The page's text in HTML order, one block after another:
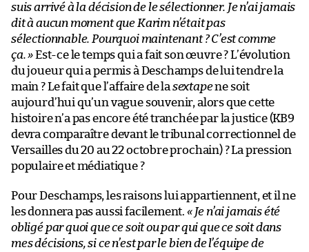
suis arrivé à la décision de le sélectionner. Je n’ai jamais
dit à aucun moment que Karim n’était pas
sélectionnable. Pourquoi maintenant ? C’est comme
ça. »Est-ce le temps qui a fait son œuvre ? L’évolution
du joueur qui a permis à Deschamps de lui tendre la
main ? Le fait que l’affaire de la sextapene soit
aujourd’hui qu’un vague souvenir, alors que cette
histoire n’a pas encore été tranchée par la justice (KB9
devra comparaître devant le tribunal correctionnel de
Versailles du 20 au 22 octobre prochain) ? La pression
populaire et médiatique ?
Pour Deschamps, les raisons lui appartiennent, et il ne
les donnera pas aussi facilement. « Je n’ai jamais été
obligé par quoi que ce soit ou par qui que ce soit dans
mes décisions, si ce n’est par le bien de l’équipe de